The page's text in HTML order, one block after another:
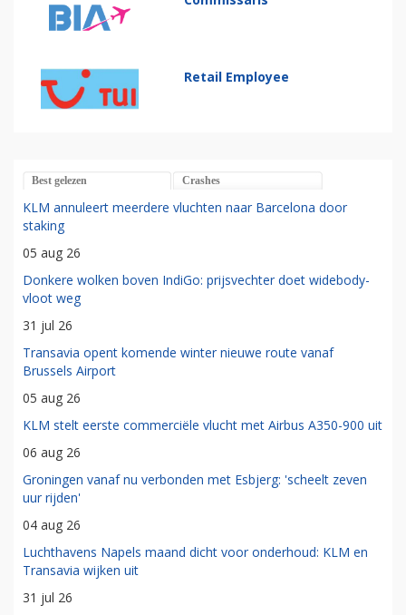
Retail Employee
Best gelezen Crashes
KLM annuleert meerdere vluchten naar Barcelona door
staking
05 aug 26
Donkere wolken boven IndiGo: prijsvechter doet widebody-
vloot weg
31 jul 26
Transavia opent komende winter nieuwe route vanaf
Brussels Airport
05 aug 26
KLM stelt eerste commerciële vlucht met Airbus A350-900 uit
06 aug 26
Groningen vanaf nu verbonden met Esbjerg: 'scheelt zeven
uur rijden'
04 aug 26
Luchthavens Napels maand dicht voor onderhoud: KLM en
Transavia wijken uit
31 jul 26